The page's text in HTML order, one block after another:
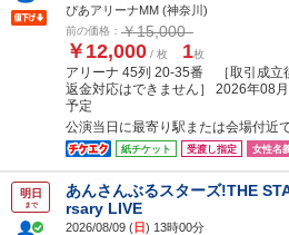
ぴあアリーナMM (神奈川)
前の価格： ￥15,000
￥12,000 / 枚 1枚
アリーナ 45列 20-35番 ［取引成立
返金対応はできません］ 2026年08
予定
公演当日に最寄り駅または会場付近
紙チケット 受渡し指定 女性名
明日
まで
あんさんぶるスターズ!THE
rsary LIVE
2026/08/09 (日) 13時00分